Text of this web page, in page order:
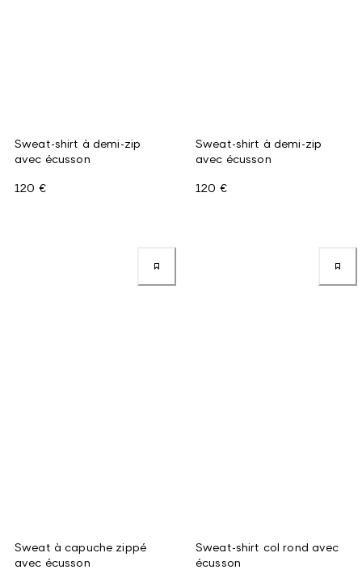
Sweat-shirt à demi-zip
avec écusson
120 €
Sweat-shirt à demi-zip
avec écusson
120 €
Sweat à capuche zippé
avec écusson
Sweat-shirt col rond avec
écusson